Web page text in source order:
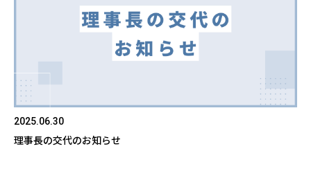
2025.06.30
理事長の交代のお知らせ